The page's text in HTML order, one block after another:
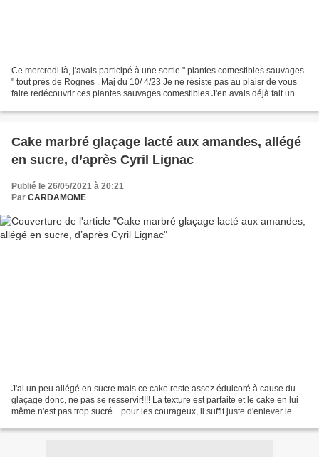
Ce mercredi là, j'avais participé à une sortie " plantes comestibles sauvages
" tout près de Rognes . Maj du 10/ 4/23 Je ne résiste pas au plaisr de vous
faire redécouvrir ces plantes sauvages comestibles J'en avais déjà fait une il
Cake marbré glaçage lacté aux amandes, allégé
en sucre, d’après Cyril Lignac
Publié le 26/05/2021 à 20:21
Par CARDAMOME
J'ai un peu allégé en sucre mais ce cake reste assez édulcoré à cause du
glaçage donc, ne pas se resservir!!!! La texture est parfaite et le cake en lui
même n'est pas trop sucré....pour les courageux, il suffit juste d'enlever le